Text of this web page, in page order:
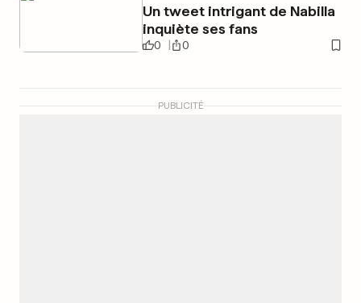
Un tweet intrigant de Nabilla
inquiète ses fans
0 0
PUBLICITÉ